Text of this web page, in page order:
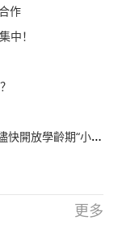
作
中！
學齡期“小明”返臺
更多